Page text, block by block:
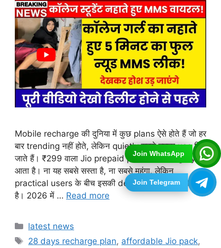
Join WhatsApp
Join Telegram
Mobile recharge की दुनिया में कुछ plans ऐसे होते हैं जो हर
बार trending नहीं होते, लेकिन quietly सबसे ज्यादा use किए
जाते हैं। ₹299 वाला Jio prepaid plan उसी category में
आता है। ना यह सबसे सस्ता है, ना सबसे महंगा, लेकिन
practical users के बीच इसकी demand लगातार बनी रहती
है। 2026 में … Read more
Categories
latest news
Tags
28 days recharge plan, affordable Jio pack,